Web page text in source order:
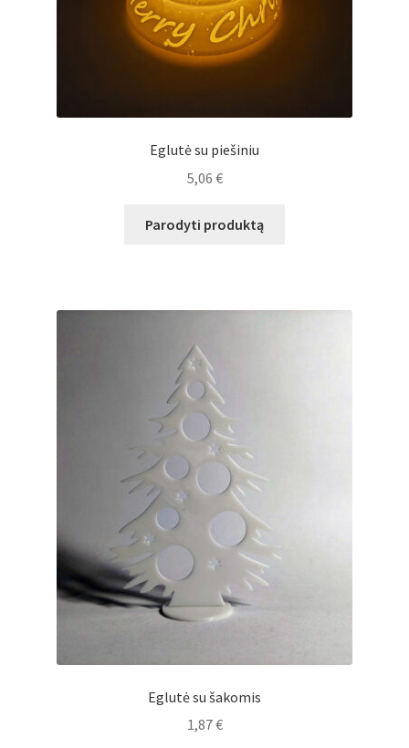
Eglutė su piešiniu
5,06 €
Parodyti produktą
Eglutė su šakomis
1,87€